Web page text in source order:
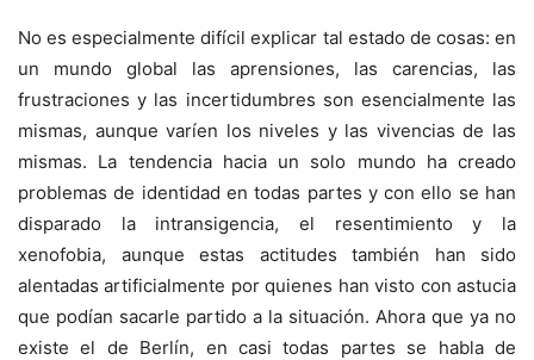
No es especialmente difícil explicar tal estado de cosas: en
un mundo global las aprensiones, las carencias, las
frustraciones y las incertidumbres son esencialmente las
mismas, aunque varíen los niveles y las vivencias de las
mismas. La tendencia hacia un solo mundo ha creado
problemas de identidad en todas partes y con ello se han
disparado la intransigencia, el resentimiento y la
xenofobia, aunque estas actitudes también han sido
alentadas artificialmente por quienes han visto con astucia
que podían sacarle partido a la situación. Ahora que ya no
existe el de Berlín, en casi todas partes se habla de